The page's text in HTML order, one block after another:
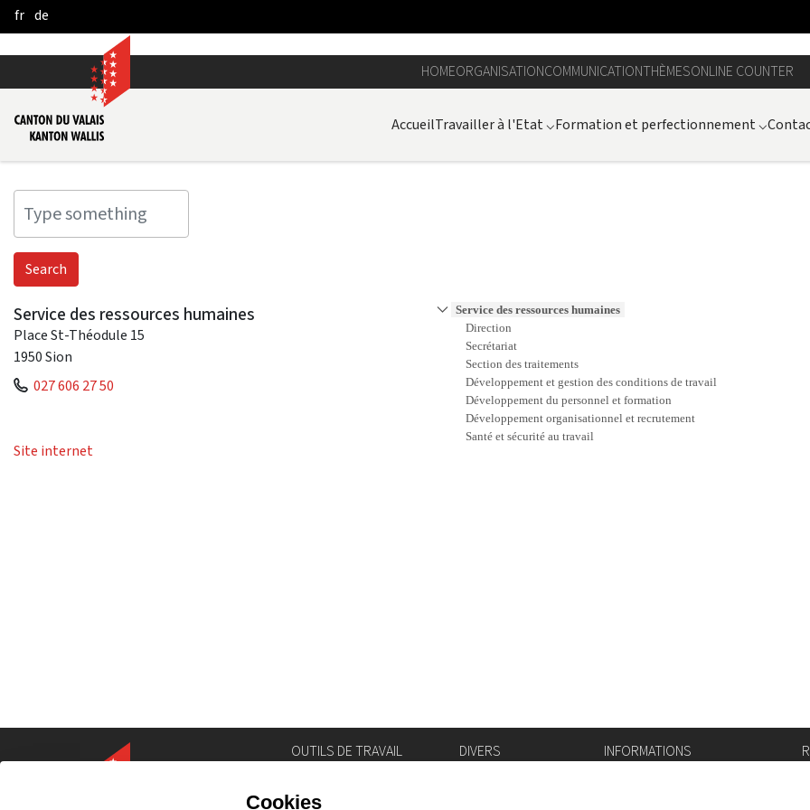
Skip to Main Content
fr de
HOMEORGANISATIONCOMMUNICATIONTHÈMESONLINE COUNTER
AccueilTravailler à l'Etat ⌵Formation et perfectionnement ⌵
Service des ressources humaines
Place St-Théodule 15
1950Sion
027 606 27 50
Site internet
Service des ressources humaines
Direction
Secrétariat
Section des traitements
Développement et gestion des conditions de travail
Développement du personnel et formation
Développement organisationnel et recrutement
Santé et sécurité au travail
OUTILS DE TRAVAIL
Géoportail
DIVERS
INFORMATIONS